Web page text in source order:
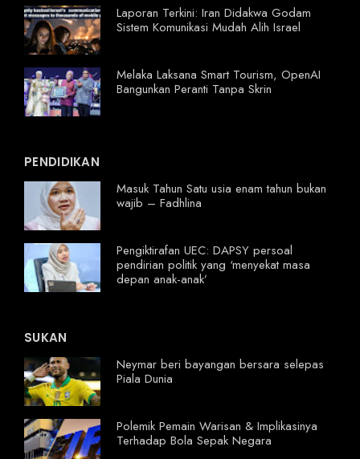
Laporan Terkini: Iran Didakwa Godam
Sistem Komunikasi Mudah Alih Israel
Melaka Laksana Smart Tourism, OpenAI
Bangunkan Peranti Tanpa Skrin
PENDIDIKAN
Masuk Tahun Satu usia enam tahun bukan
wajib – Fadhlina
Pengiktirafan UEC: DAPSY persoal
pendirian politik yang ‘menyekat masa
depan anak-anak’
SUKAN
Neymar beri bayangan bersara selepas
Piala Dunia
Polemik Pemain Warisan & Implikasinya
Terhadap Bola Sepak Negara